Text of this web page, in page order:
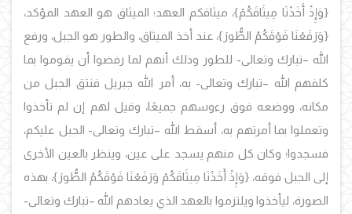
{وَإِذْ أَخَذْنَا مِيثَاقَكُمْ}، ميثاقكم العهد؛ الميثاق هو العهد المؤكد،
{وَرَفَعْنَا فَوْقَكُمُ الطُّورَ}، عند أخذ الميثاق، والطور هو الجبل، ورفع
الله –تبارك وتعالى- للطور وذلك أنهم لما رفضوا أن يقوموا بما
كلفهم الله –تبارك وتعالى- به، أمر الله جبريل فنتق الجبل من
مكانه، ووضعه فوق رءوسهم جميعًا، وقيل لهم إن لم تأخذوا
وتعملوا بما أمرتهم به، أسقط الله –تبارك وتعالى- الجبل عليكم،
فسجدوا؛ وكان كل منهم يسجد على عين، وينظر بالعين الأخرى
إلى الجبل فوقه، {وَإِذْ أَخَذْنَا مِيثَاقَكُمْ وَرَفَعْنَا فَوْقَكُمُ الطُّورَ}، بهذه
الصورة، ليأخذوا ويلتزموا بالعهد الذي يعادهم الله –تبارك وتعالى-